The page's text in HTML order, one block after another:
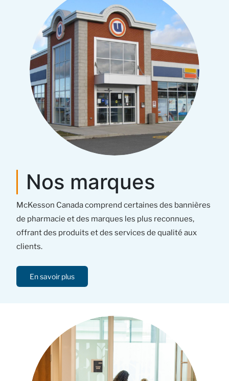
Nos marques
McKesson Canada comprend certaines des bannières
de pharmacie et des marques les plus reconnues,
offrant des produits et des services de qualité aux
clients.
En savoir plus